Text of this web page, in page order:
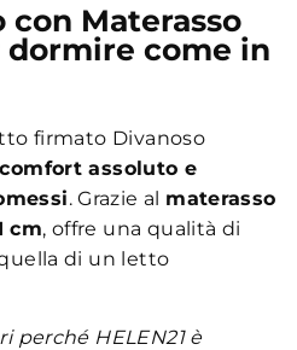
con Materasso
dormire come in
firmato Divanoso
comfort assoluto e
. Grazie al materasso
cm, offre una qualità di
di un letto
perché HELEN21 è